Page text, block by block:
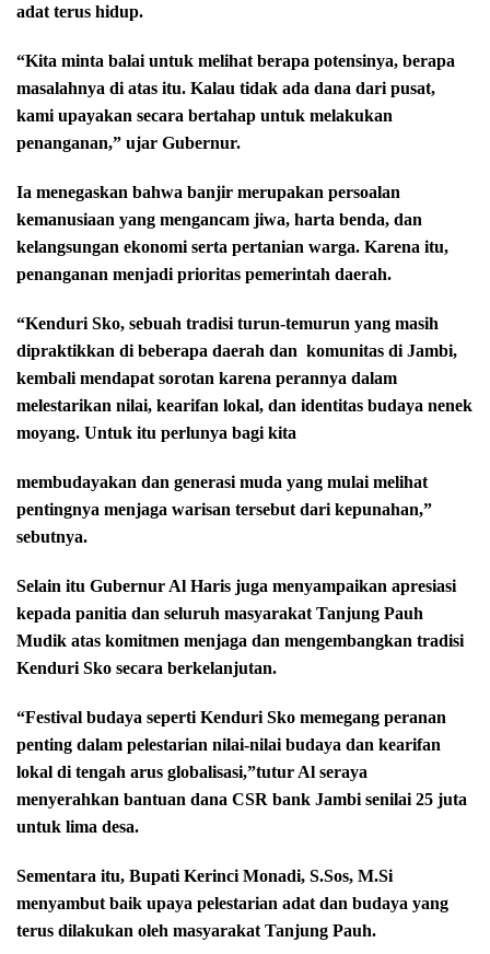
adat terus hidup.
“Kita minta balai untuk melihat berapa potensinya, berapa
masalahnya di atas itu. Kalau tidak ada dana dari pusat,
kami upayakan secara bertahap untuk melakukan
penanganan,” ujar Gubernur.
Ia menegaskan bahwa banjir merupakan persoalan
kemanusiaan yang mengancam jiwa, harta benda, dan
kelangsungan ekonomi serta pertanian warga. Karena itu,
penanganan menjadi prioritas pemerintah daerah.
“Kenduri Sko, sebuah tradisi turun-temurun yang masih
dipraktikkan di beberapa daerah dan komunitas di Jambi,
kembali mendapat sorotan karena perannya dalam
melestarikan nilai, kearifan lokal, dan identitas budaya nenek
moyang. Untuk itu perlunya bagi kita
membudayakan dan generasi muda yang mulai melihat
pentingnya menjaga warisan tersebut dari kepunahan,”
sebutnya.
Selain itu Gubernur Al Haris juga menyampaikan apresiasi
kepada panitia dan seluruh masyarakat Tanjung Pauh
Mudik atas komitmen menjaga dan mengembangkan tradisi
Kenduri Sko secara berkelanjutan.
“Festival budaya seperti Kenduri Sko memegang peranan
penting dalam pelestarian nilai-nilai budaya dan kearifan
lokal di tengah arus globalisasi,”tutur Al seraya
menyerahkan bantuan dana CSR bank Jambi senilai 25 juta
untuk lima desa.
Sementara itu, Bupati Kerinci Monadi, S.Sos, M.Si
menyambut baik upaya pelestarian adat dan budaya yang
terus dilakukan oleh masyarakat Tanjung Pauh.